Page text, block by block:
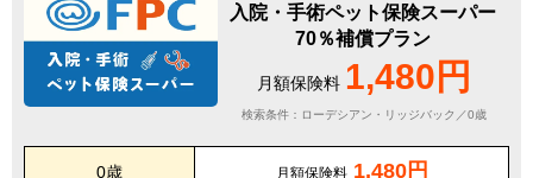
入院・手術ペット保険スーパー
70％補償プラン
月額保険料 1,480円
検索条件：ローデシアン・リッジバック／0歳
0歳 月額保険料 1,480円